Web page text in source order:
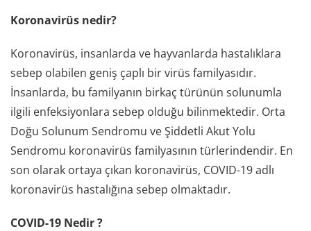
Koronavirüs nedir?
Koronavirüs, insanlarda ve hayvanlarda hastalıklara
sebep olabilen geniş çaplı bir virüs familyasıdır.
İnsanlarda, bu familyanın birkaç türünün solunumla
ilgili enfeksiyonlara sebep olduğu bilinmektedir. Orta
Doğu Solunum Sendromu ve Şiddetli Akut Yolu
Sendromu koronavirüs familyasının türlerindendir. En
son olarak ortaya çıkan koronavirüs, COVID-19 adlı
koronavirüs hastalığına sebep olmaktadır.
COVID-19 Nedir ?